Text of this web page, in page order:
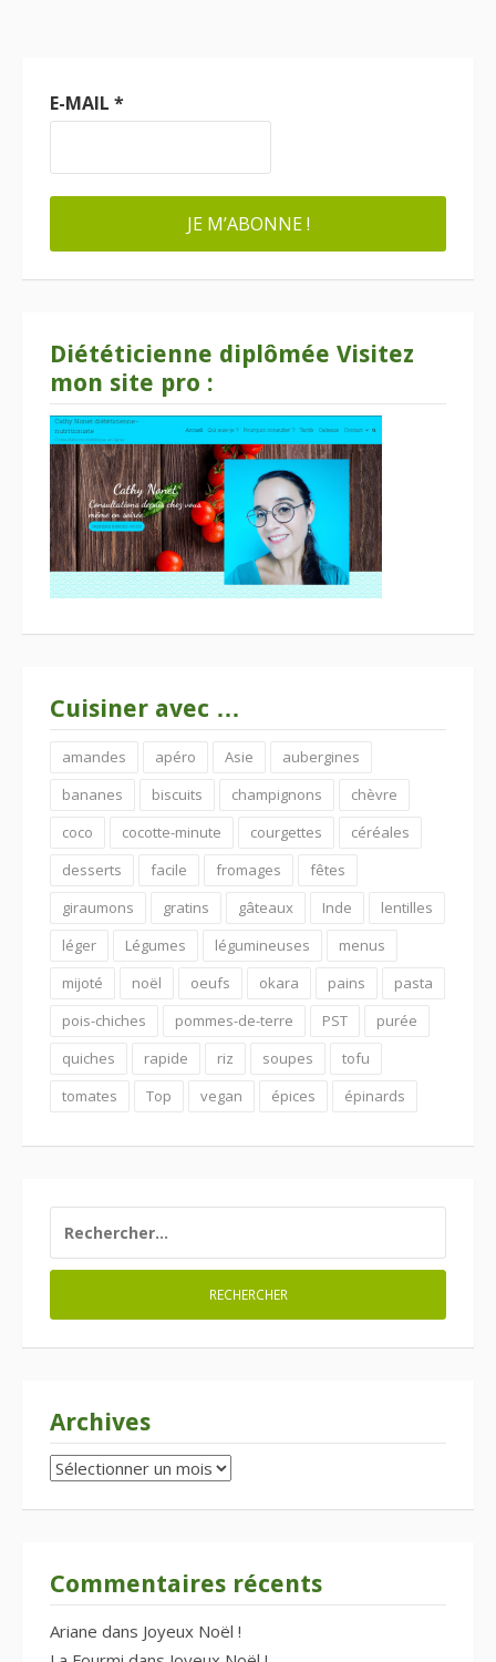
E-MAIL *
Diététicienne diplômée Visitez
mon site pro :
Cuisiner avec …
amandes apéro Asie
aubergines
bananes
biscuits champignons
chèvre
coco
cocotte-minute courgettes
céréales
desserts
facile fromages
fêtes
giraumons
gratins gâteaux Inde
lentilles
léger
Légumes légumineuses
menus
mijoté
noël oeufs okara pains
pasta
pois-chiches
pommes-de-terre PST
purée
quiches
rapide riz soupes
tofu
tomates
Top vegan épices épinards
Archives
Archives
Commentaires récents
Ariane dans Joyeux Noël !